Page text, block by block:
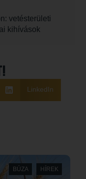
vetésterületi
kihívások
LinkedIn
BÚZA HÍREK